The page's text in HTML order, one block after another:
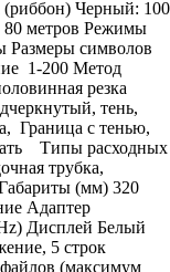
(риббон) Черный: 100
80 метров Режимы
Размеры символов
1-200 Метод
резка
тень,
Граница с тенью,
Типы расходных
трубка,
(мм) 320
Адаптер
Дисплей Белый
5 строк
файлов (максимум